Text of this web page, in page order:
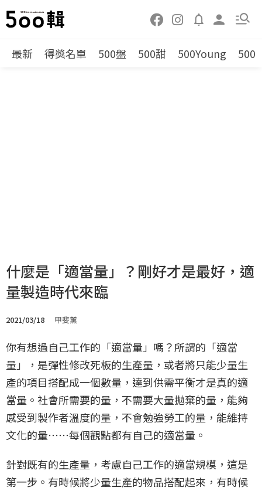
最新 得獎名單 500盤 500甜 500Young 500
什麼是「適當量」？剛好才是最好，適
量製造時代來臨
2021/03/18 甲斐薰
你有想過自己工作的「適當量」嗎？所謂的「適當
量」，是彈性修改死板的生產量，或者將只能少量生
產的項目搭配成一個數量，達到供需平衡才是真的適
當量。社會所需要的量，不需要大量拋棄的量，能夠
感受到製作者溫度的量，不會勉強勞工的量，能維持
文化的量⋯⋯每個觀點都有自己的適當量。
針對既有的生產量，考慮自己工作的適當規模，這是
第一步。有時候將少量生產的物品搭配起來，有時候